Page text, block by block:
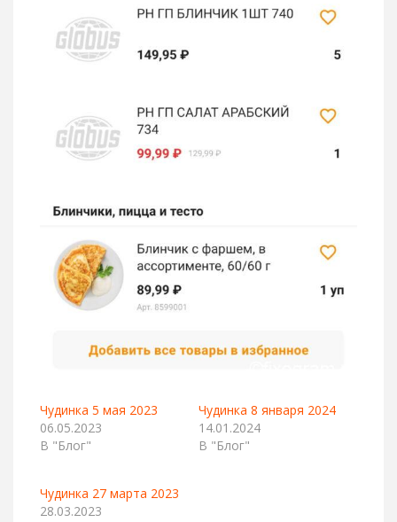
Чудинка 5 мая 2023
06.05.2023
В "Блог"
Чудинка 8 января 2024
14.01.2024
В "Блог"
Чудинка 27 марта 2023
28.03.2023